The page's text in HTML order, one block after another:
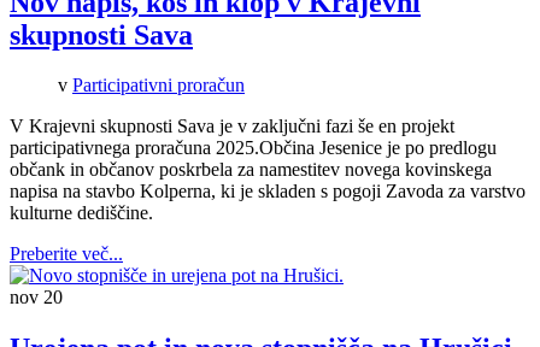
skupnosti Sava
v Participativni proračun
V Krajevni skupnosti Sava je v zaključni fazi še en projekt
participativnega proračuna 2025.Občina Jesenice je po predlogu
občank in občanov poskrbela za namestitev novega kovinskega
napisa na stavbo Kolperna, ki je skladen s pogoji Zavoda za varstvo
kulturne dediščine.
Preberite več...
nov 20